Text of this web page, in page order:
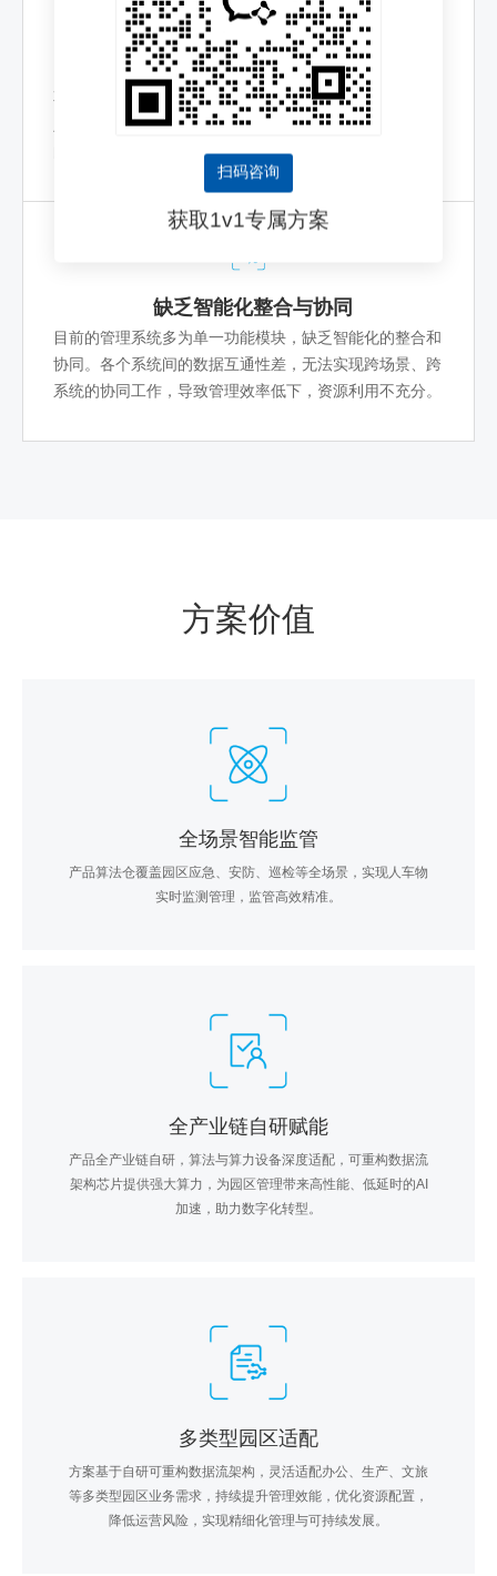
单一方案难以适应多类型园区
不同园区的业务需求差异较大，传统管理方案灵活性不
足，无法适应多样化的场景需求。这使得无法实现精细化
的管理和资源优化，限制了园区运营的效率提升。
缺乏智能化整合与协同
目前的管理系统多为单一功能模块，缺乏智能化的整合和
协同。各个系统间的数据互通性差，无法实现跨场景、跨
系统的协同工作，导致管理效率低下，资源利用不充分。
方案价值
全场景智能监管
产品算法仓覆盖园区应急、安防、巡检等全场景，实现人车物
实时监测管理，监管高效精准。
全产业链自研赋能
产品全产业链自研，算法与算力设备深度适配，可重构数据流
架构芯片提供强大算力，为园区管理带来高性能、低延时的AI
加速，助力数字化转型。
多类型园区适配
方案基于自研可重构数据流架构，灵活适配办公、生产、文旅
等多类型园区业务需求，持续提升管理效能，优化资源配置，
降低运营风险，实现精细化管理与可持续发展。
扫码咨询
获取1v1专属方案